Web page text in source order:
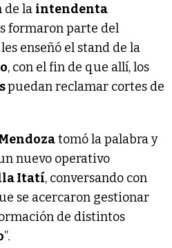
de la intendenta
formaron parte del
enseñó el stand de la
, con el fin de que allí, los
puedan reclamar cortes de
tomó la palabra y
nuevo operativo
Itatí, conversando con
se acercaron gestionar
de distintos
”.